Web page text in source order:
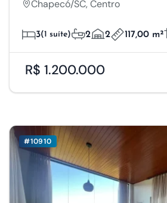
Chapecó/SC, Centro
3(1 suíte) 2 2 117,00 m²
R$ 1.200.000
#10910
Salvar Preferências